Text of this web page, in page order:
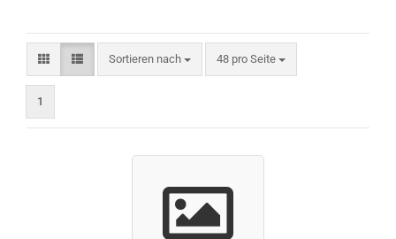
Sortieren nach
Sortieren nach 48 pro Seite
pro Seite
1